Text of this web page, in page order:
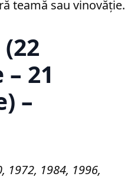
teamă sau vinovăție.
21
–
1972, 1984, 1996,